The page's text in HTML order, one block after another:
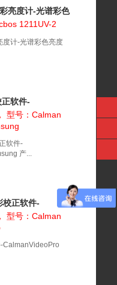
亮度计-光谱彩色
1211UV-2
度计-光谱彩色亮度
软件-
型号：Calman
软件-
产...
校正软件-
型号：Calman
CalmanVideoPro